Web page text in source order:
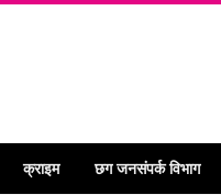
क्राइम छग जनसंपर्क विभाग